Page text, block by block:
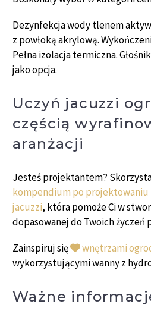
Dezynfekcja wody tlenem
z powłoką akrylową.
Pełna izolacja termiczna.
jako opcja.
Uczyń jacuzzi
częścią
aranżacji
Jesteś projektantem?
kompendium po projektowaniu
jacuzzi, która pomoże Ci w
dopasowanej do Twoich życzeń
Zainspiruj się
wnętrzami
wykorzystującymi wanny z
Ważne